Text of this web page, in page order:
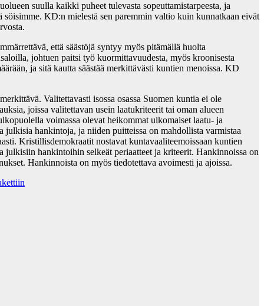
suulla kaikki puheet tulevasta sopeuttamistarpeesta, ja
KD:n mielestä sen paremmin valtio kuin kunnatkaan eivät
että säästöjä syntyy myös pitämällä huolta
johtuen paitsi työ kuormittavuudesta, myös kroonisesta
ja sitä kautta säästää merkittävästi kuntien menoissa. KD
Valitettavasti isossa osassa Suomen kuntia ei ole
joissa valitettavan usein laatukriteerit tai oman alueen
voimassa olevat heikommat ulkomaiset laatu- ja
hankintoja, ja niiden puitteissa on mahdollista varmistaa
Kristillisdemokraatit nostavat kuntavaaliteemoissaan kuntien
julkisiin hankintoihin selkeät periaatteet ja kriteerit. Hankinnoissa on
Hankinnoista on myös tiedotettava avoimesti ja ajoissa.